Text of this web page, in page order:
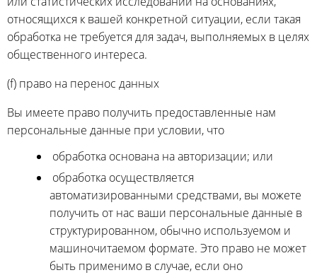
относящихся к вашей конкретной ситуации, если такая
обработка не требуется для задач, выполняемых в целях
общественного интереса.
(f) право на перенос данных
Вы имеете право получить предоставленные нам
персональные данные при условии, что
обработка основана на авторизации; или
обработка осуществляется
автоматизированными средствами, вы можете
получить от нас ваши персональные данные в
структурированном, обычно используемом и
машиночитаемом формате. Это право не может
быть применимо в случае, если оно